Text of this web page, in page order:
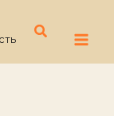
Поиск